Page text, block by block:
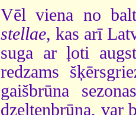
Vēl viena no
stellae, kas arī
suga ar ļoti
redzams
gaišbrūna
dzeltenbrūna, var